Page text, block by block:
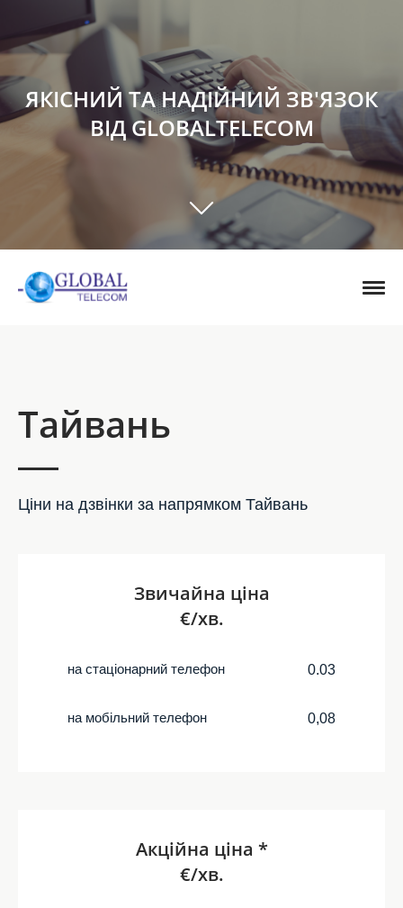
ЯКІСНИЙ ТА НАДІЙНИЙ ЗВ'ЯЗОК
ВІД GLOBALTELECOM
Тайвань
Ціни на дзвінки за напрямком Тайвань
Звичайна ціна
€/хв.
на стаціонарний телефон 0.03
на мобільний телефон 0,08
Акційна ціна *
€/хв.